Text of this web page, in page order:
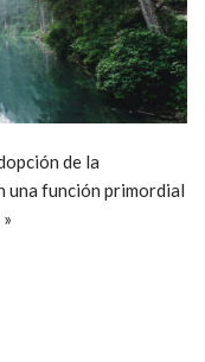
de la
una función primordial